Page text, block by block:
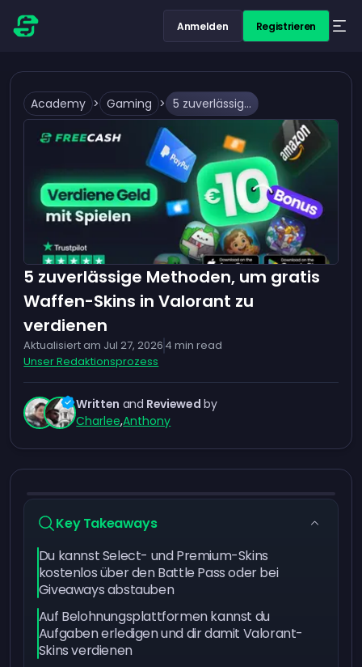
Anmelden Registrieren
Academy > Gaming > 5 zuverlässige Methoden, um gratis Waffen-Skins in Valorant zu verdienen
5 zuverlässige Methoden, um gratis
Waffen-Skins in Valorant zu
verdienen
Aktualisiert am Jul 27, 2026 4 min read
Unser Redaktionsprozess
Written and Reviewed by
Charlee,Anthony
Key Takeaways
Du kannst Select- und Premium-Skins
kostenlos über den Battle Pass oder bei
Giveaways abstauben
Auf Belohnungsplattformen kannst du
Aufgaben erledigen und dir damit Valorant-
Skins verdienen